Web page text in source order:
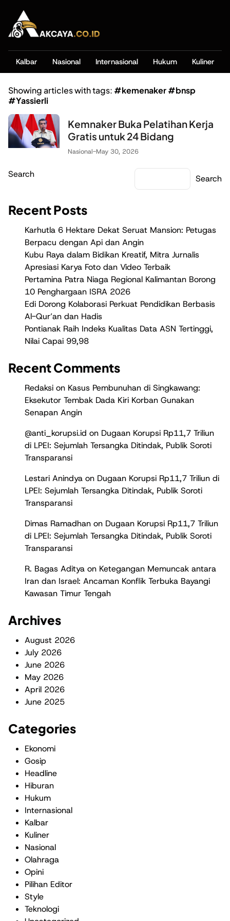
Kalbar Nasional Internasional Hukum Kuliner
Showing articles with tags: #kemenaker #bnsp
#Yassierli
Kemnaker Buka Pelatihan Kerja
Gratis untuk 24 Bidang
Nasional-May 30, 2026
Search Search
Recent Posts
Karhutla 6 Hektare Dekat Seruat Mansion: Petugas
Berpacu dengan Api dan Angin
Kubu Raya dalam Bidikan Kreatif, Mitra Jurnalis
Apresiasi Karya Foto dan Video Terbaik
Pertamina Patra Niaga Regional Kalimantan Borong
10 Penghargaan ISRA 2026
Edi Dorong Kolaborasi Perkuat Pendidikan Berbasis
Al-Qur’an dan Hadis
Pontianak Raih Indeks Kualitas Data ASN Tertinggi,
Nilai Capai 99,98
Recent Comments
Redaksi on Kasus Pembunuhan di Singkawang:
Eksekutor Tembak Dada Kiri Korban Gunakan
Senapan Angin
@anti_korupsi.id on Dugaan Korupsi Rp11,7 Triliun
di LPEI: Sejumlah Tersangka Ditindak, Publik Soroti
Transparansi
Lestari Anindya on Dugaan Korupsi Rp11,7 Triliun di
LPEI: Sejumlah Tersangka Ditindak, Publik Soroti
Transparansi
Dimas Ramadhan on Dugaan Korupsi Rp11,7 Triliun
di LPEI: Sejumlah Tersangka Ditindak, Publik Soroti
Transparansi
R. Bagas Aditya on Ketegangan Memuncak antara
Iran dan Israel: Ancaman Konflik Terbuka Bayangi
Kawasan Timur Tengah
Archives
August 2026
July 2026
June 2026
May 2026
April 2026
June 2025
Categories
Ekonomi
Gosip
Headline
Hiburan
Hukum
Internasional
Kalbar
Kuliner
Nasional
Olahraga
Opini
Pilihan Editor
Style
Teknologi